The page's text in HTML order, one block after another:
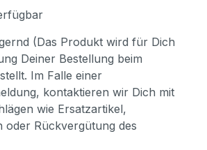
(Das Produkt wird für Dich
Deiner Bestellung beim
Im Falle einer
kontaktieren wir Dich mit
wie Ersatzartikel,
oder Rückvergütung des